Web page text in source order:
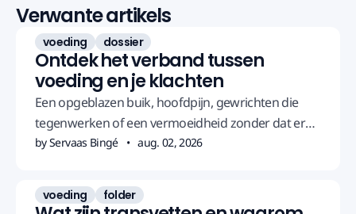
Verwante artikels
voeding dossier
Ontdek het verband tussen
voeding en je klachten
Een opgeblazen buik, hoofdpijn, gewrichten die
tegenwerken of een vermoeidheid zonder dat er
iets te zien is in het bloed.
by Servaas Bingé aug. 02, 2026
voeding folder